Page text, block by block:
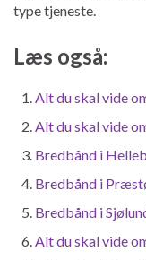
type tjeneste.
Læs også:
Alt du skal vide
Alt du skal vide
Bredbånd i
Bredbånd i
Bredbånd i
Alt du skal vide